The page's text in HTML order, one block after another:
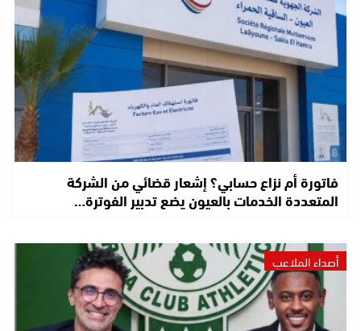
فاتورة أم نزاع حسابي؟ إشعار قضائي من الشركة
المتعددة الخدمات بالعيون يضع تدبير الفوترة…
أصداء الملاعب